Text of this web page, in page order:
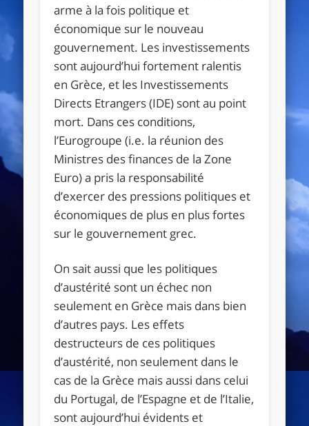
arme à la fois politique et
économique sur le nouveau
gouvernement. Les investissements
sont aujourd’hui fortement ralentis
en Grèce, et les Investissements
Directs Etrangers (IDE) sont au point
mort. Dans ces conditions,
l’Eurogroupe (i.e. la réunion des
Ministres des finances de la Zone
Euro) a pris la responsabilité
d’exercer des pressions politiques et
économiques de plus en plus fortes
sur le gouvernement grec.
On sait aussi que les politiques
d’austérité sont un échec non
seulement en Grèce mais dans bien
d’autres pays. Les effets
destructeurs de ces politiques
d’austérité, non seulement dans le
cas de la Grèce mais aussi dans celui
du Portugal, de l’Espagne et de l’Italie,
sont aujourd’hui évidents et